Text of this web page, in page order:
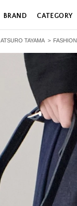
BRAND CATEGORY
ATSURO TAYAMA > FASHION